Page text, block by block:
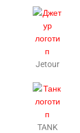
Jetour
TANK